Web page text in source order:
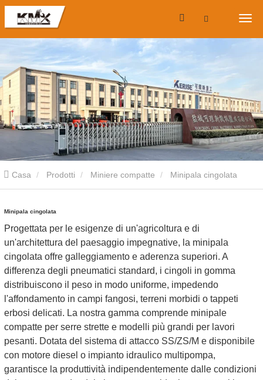
Casa Prodotti Miniere compatte Minipala cingolata
Minipala cingolata
Progettata per le esigenze di un'agricoltura e di
un'architettura del paesaggio impegnative, la minipala
cingolata offre galleggiamento e aderenza superiori. A
differenza degli pneumatici standard, i cingoli in gomma
distribuiscono il peso in modo uniforme, impedendo
l'affondamento in campi fangosi, terreni morbidi o tappeti
erbosi delicati. La nostra gamma comprende minipale
compatte per serre strette e modelli più grandi per lavori
pesanti. Dotata del sistema di attacco SS/ZS/M e disponibile
con motore diesel o impianto idraulico multipompa,
garantisce la produttività indipendentemente dalle condizioni